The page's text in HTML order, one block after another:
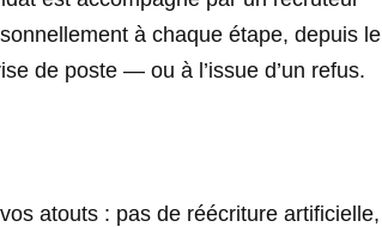
à chaque étape, depuis le
de poste — ou à l’issue d’un refus.
atouts : pas de réécriture artificielle,